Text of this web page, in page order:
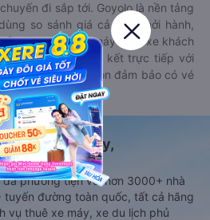
đi sắp tới. Goyolo là nền tảng
so sánh giá cả, giờ khởi hành,
phương tiện máy bay, xe khách
Goyolo được liên kết trực tiếp với
và tàu hoả, luôn đảm bảo có vé
Máy bay,
phương tiện với hơn 3000+ nhà
đường toàn quốc, tất cả hãng
vụ thuê xe máy, xe du lịch phủ